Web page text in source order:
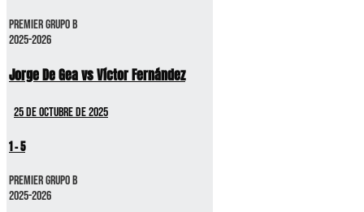
Premier GRUPO B
2025-2026
Jorge De Gea vs Víctor Fernández
25 de octubre de 2025
1-5
Premier GRUPO B
2025-2026